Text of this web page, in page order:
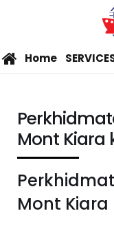
Home
Mont Kiara
Mont